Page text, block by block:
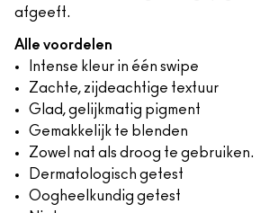
afgeeft.
Alle voordelen
Intense kleur in één swipe
Zachte, zijdeachtige textuur
Glad, gelijkmatig pigment
Gemakkelijk te blenden
Zowel nat als droog te gebruiken.
Dermatologisch getest
Oogheelkundig getest